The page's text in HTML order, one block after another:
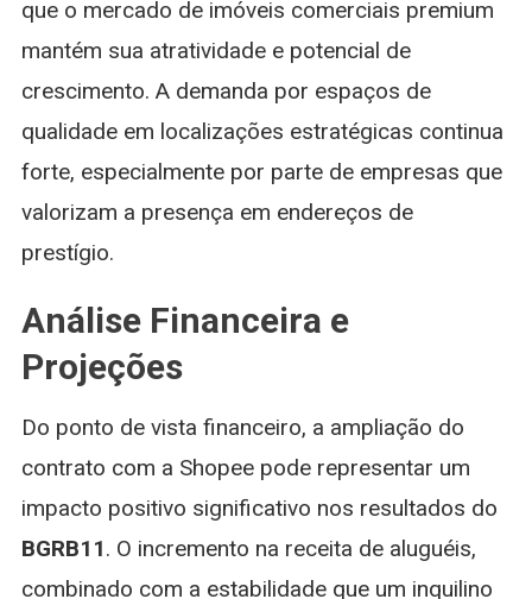
que o mercado de imóveis comerciais premium
mantém sua atratividade e potencial de
crescimento. A demanda por espaços de
qualidade em localizações estratégicas continua
forte, especialmente por parte de empresas que
valorizam a presença em endereços de
prestígio.
Análise Financeira e
Projeções
Do ponto de vista financeiro, a ampliação do
contrato com a Shopee pode representar um
impacto positivo significativo nos resultados do
BGRB11. O incremento na receita de aluguéis,
combinado com a estabilidade que um inquilino